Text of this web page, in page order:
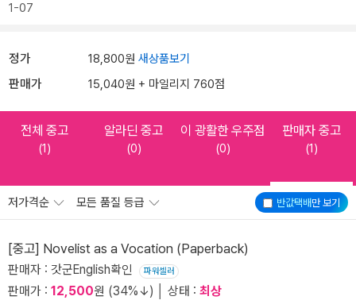
1-07
정가 18,800원 새상품보기
판매가 15,040원 + 마일리지 760점
전체 중고
(1)
알라딘 중고
(0)
이 광활한 우주점
(0)
판매자 중고
(1)
반값택배만 보기
저가격순 모든 품질 등급
[중고] Novelist as a Vocation (Paperback)
판매자 : 갓군English확인 파워셀러
판매가 : 12,500원 (34%↓) │ 상태 : 최상